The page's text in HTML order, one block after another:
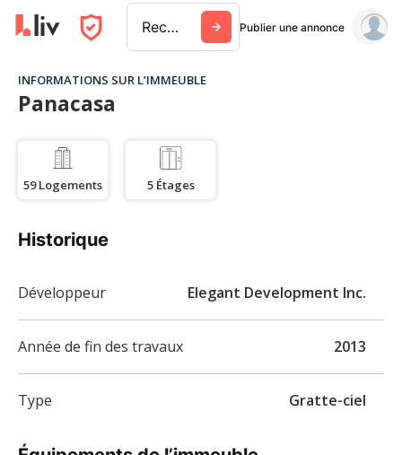
Rechercher une ville, un immeuble ou une entreprise Publier une annonce
INFORMATIONS SUR L’IMMEUBLE
Panacasa
59 Logements 5 Étages
Historique
Développeur Elegant Development Inc.
Année de fin des travaux 2013
Type Gratte-ciel